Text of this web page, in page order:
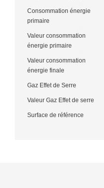
Consommation énergie
primaire
Valeur consommation
énergie primaire
Valeur consommation
énergie finale
Gaz Effet de Serre
Valeur Gaz Effet de serre
Surface de référence